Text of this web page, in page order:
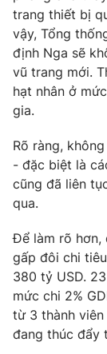
trang thiết bị
vậy, Tổng
định Nga sẽ
vũ trang mới.
hạt nhân ở
gia.
Rõ ràng,
- đặc biệt là
cũng đã liên
qua.
Để làm rõ hơn,
gấp đôi chi
380 tỷ USD.
mức chi 2%
từ 3 thành
đang thúc đẩy